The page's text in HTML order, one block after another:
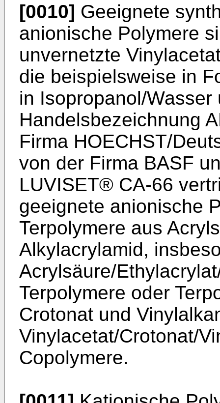
[0010] Geeignete
anionische Polymere
unvernetzte
die beispielsweise in
in Isopropanol/Wasser
Handelsbezeichnung
Firma HOECHST/
von der Firma BASF
LUVISET® CA-66
geeignete anionische
Terpolymere aus
Alkylacrylamid,
Acrylsäure/
Terpolymere oder
Crotonat und
Vinylacetat/Crotonat/
Copolymere.